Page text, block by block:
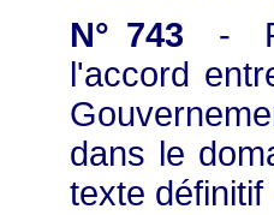
N° 743 -
l'accord
dans le
texte